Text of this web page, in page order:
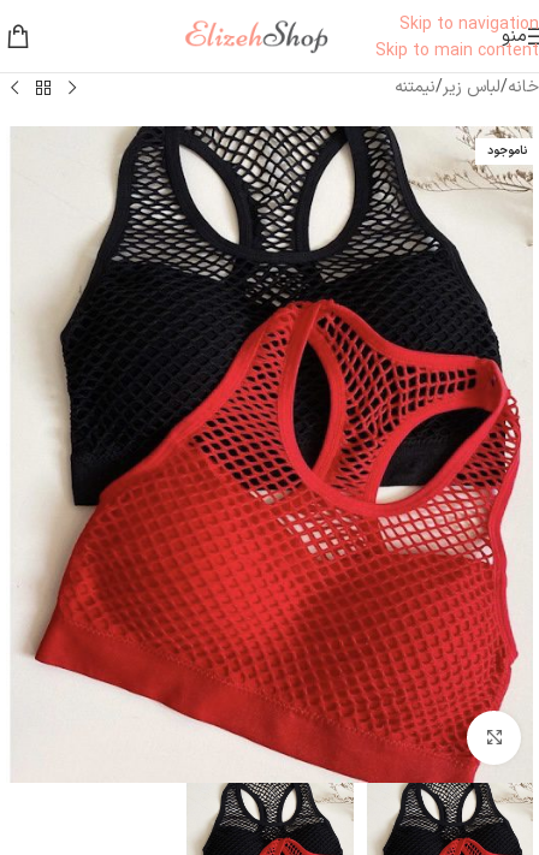
Skip to navigation
Skip to main content
منو
خانه/لباس زیر/نیمتنه
ناموجود
بزرگنمایی تصویر